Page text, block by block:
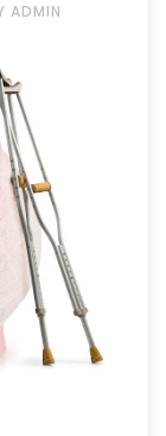
ADMIN